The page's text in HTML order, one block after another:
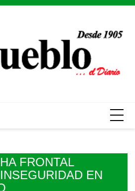
FRONTAL
EN